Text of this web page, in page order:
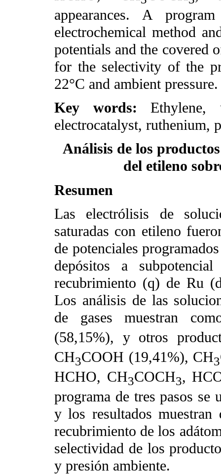
appearances. A
electrochemical method
potentials and the covered
for the selectivity of the
22°C and ambient pressure.
Key words:
Ethylene,
electrocatalyst, ruthenium,
Análisis de los
del etileno
Resumen
Las electrólisis de
saturadas con etileno
de potenciales
depósitos a
recubrimiento (q) de Ru
Los análisis de las
de gases muestran
(58,15%), y otros
CH3COOH (19,41%), CH3
HCHO, CH3COCH3,
programa de tres pasos
y los resultados
recubrimiento de los
selectividad de los
y presión ambiente.